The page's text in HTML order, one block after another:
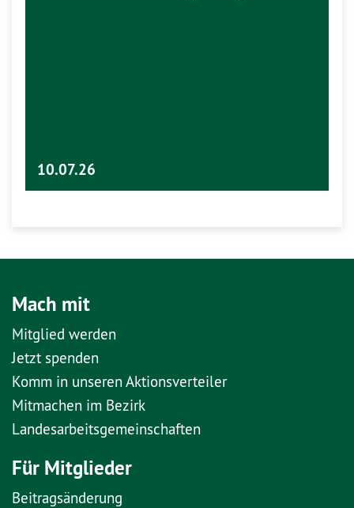
10.07.26
Mach mit
Mitglied werden
Jetzt spenden
Komm in unseren Aktionsverteiler
Mitmachen im Bezirk
Landesarbeitsgemeinschaften
Für Mitglieder
Beitragsänderung